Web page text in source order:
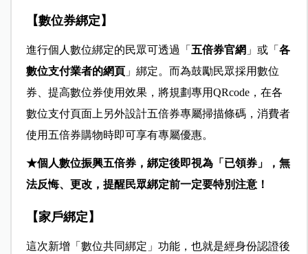
【數位券綁定】
進行個人數位綁定的民眾可透過「 五倍券官網 」或「 各
數位支付業者的網頁」綁定。而為鼓勵民眾採用數位
券、提高數位券使用效果，將規劃專用QRcode，在各
數位支付頁面上另外設計五倍券專屬掃描條碼，消費者
使用五倍券購物時即可享有專屬優惠。
★個人數位振興五倍券，綁定後即視為「已領券」，無
法反悔、更改，提醒民眾綁定前一定要特別注意！
【家戶綁定】
這次新增「數位共同綁定」功能，也就是經身份認證後